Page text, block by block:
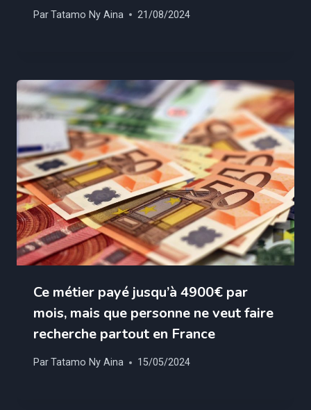
ParTatamo Ny Aina 21/08/2024
Ce métier payé jusqu’à 4900€ par
mois, mais que personne ne veut faire
recherche partout en France
ParTatamo Ny Aina 15/05/2024